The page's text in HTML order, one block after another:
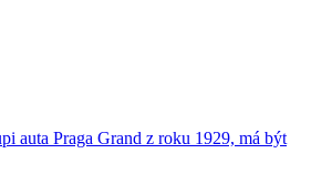
auta Praga Grand z roku 1929, má být